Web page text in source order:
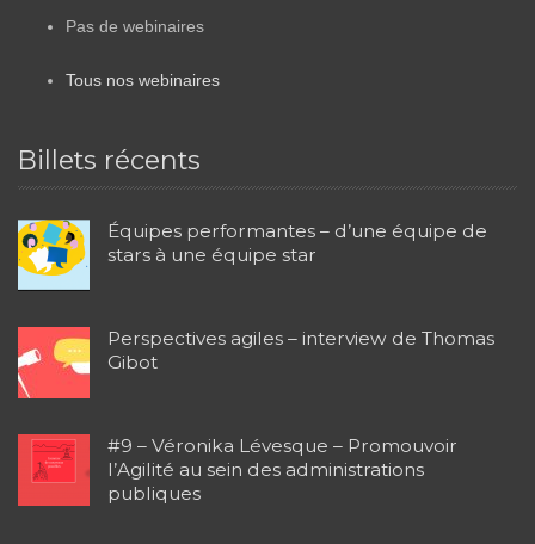
Pas de webinaires
Tous nos webinaires
Billets récents
Équipes performantes – d’une équipe de
stars à une équipe star
Perspectives agiles – interview de Thomas
Gibot
#9 – Véronika Lévesque – Promouvoir
l’Agilité au sein des administrations
publiques